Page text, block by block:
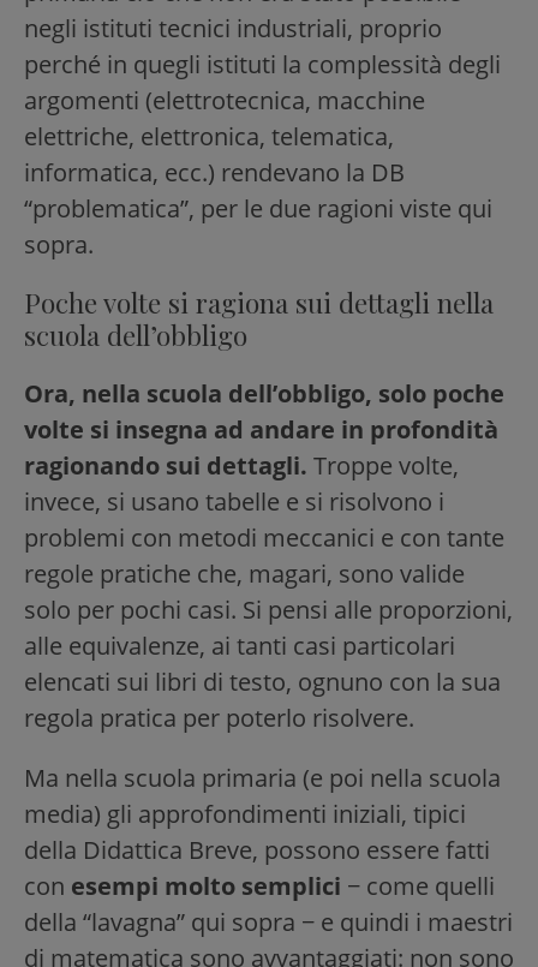
negli istituti tecnici industriali, proprio
perché in quegli istituti la complessità degli
argomenti (elettrotecnica, macchine
elettriche, elettronica, telematica,
informatica, ecc.) rendevano la DB
“problematica”, per le due ragioni viste qui
sopra.
Poche volte si ragiona sui dettagli nella
scuola dell’obbligo
Ora, nella scuola dell’obbligo, solo poche
volte si insegna ad andare in profondità
ragionando sui dettagli. Troppe volte,
invece, si usano tabelle e si risolvono i
problemi con metodi meccanici e con tante
regole pratiche che, magari, sono valide
solo per pochi casi. Si pensi alle proporzioni,
alle equivalenze, ai tanti casi particolari
elencati sui libri di testo, ognuno con la sua
regola pratica per poterlo risolvere.
Ma nella scuola primaria (e poi nella scuola
media) gli approfondimenti iniziali, tipici
della Didattica Breve, possono essere fatti
con esempi molto semplici − come quelli
della “lavagna” qui sopra − e quindi i maestri
di matematica sono avvantaggiati: non sono